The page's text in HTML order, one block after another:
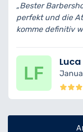
Schnitt war
entspannt. Ich